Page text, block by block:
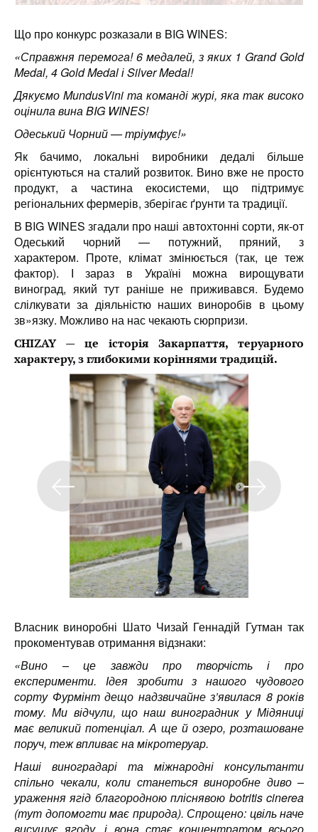
Що про конкурс розказали в BIG WINES:
«Справжня перемога! 6 медалей, з яких 1 Grand Gold
Medal, 4 Gold Medal і Silver Medal!
Дякуємо MundusVini та команді журі, яка так високо
оцінила вина BIG WINES!
Одеський Чорний — тріумфує!»
Як бачимо, локальні виробники дедалі більше
орієнтуються на сталий розвиток. Вино вже не просто
продукт, а частина екосистеми, що підтримує
регіональних фермерів, зберігає ґрунти та традиції.
В BIG WINES згадали про наші автохтонні сорти, як-от
Одеський чорний — потужний, пряний, з
характером. Проте, клімат змінюється (так, це теж
фактор). І зараз в Україні можна вирощувати
виноград, який тут раніше не приживався. Будемо
слілкувати за діяльністю наших виноробів в цьому
зв»язку. Можливо на нас чекають сюрпризи.
CHIZAY — це історія Закарпаття, теруарного
характеру, з глибокими коріннями традицій.
Власник виноробні Шато Чизай Геннадій Гутман так
прокоментував отримання відзнаки:
«Вино – це завжди про творчість і про
експерименти. Ідея зробити з нашого чудового
сорту Фурмінт дещо надзвичайне з’явилася 8 років
тому.Ми відчули, що наш виноградник у Мідяниці
має великий потенціал. А ще й озеро, розташоване
поруч, теж впливає на мікротеруар.
Наші виноградарі та міжнародні консультанти
спільно чекали, коли станеться виноробне диво –
ураження ягід благородною пліснявою botritis cinerea
(тут допомогти має природа). Спрощено: цвіль наче